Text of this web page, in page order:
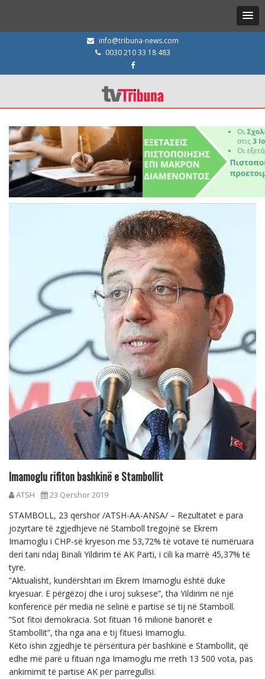
info@tribuna-news.com
0030 210 33 18 483
Imamoglu rifiton bashkinë e Stambollit
ATSH 23 Qershor 2019
STAMBOLL, 23 qershor /ATSH-AA-ANSA/ – Rezultatet e para
jozyrtare të zgjedhjeve në Stamboll tregojnë se Ekrem
Imamoglu i CHP-së kryeson me 53,72% të votave të numëruara
deri tani ndaj Binali Yildirim të AK Parti, i cili ka marrë 45,37% të
tyre.
”Aktualisht, kundërshtari im Ekrem Imamoglu është duke
kryesuar. E përgëzoj dhe i uroj suksese”, tha Yildirim në një
konferencë për media në selinë e partisë së tij në Stamboll.
”Sot fitoi demokracia. Sot fituan 16 milionë banorët e
Stambollit”, tha nga ana e tij fituesi Imamoglu.
Këto ishin zgjedhje të përsëritura për bashkinë e Stambollit, që
edhe më parë u fituan nga Imamoglu me rreth 13 500 vota, pas
ankimimit të partisë AK për parregullsi.